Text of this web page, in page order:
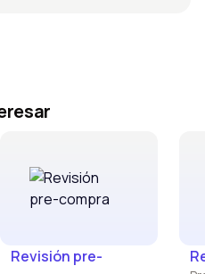
Revisión pre-